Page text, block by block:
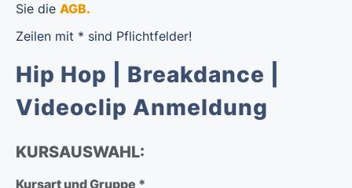
Sie die AGB.
Zeilen mit * sind Pflichtfelder!
Hip Hop | Breakdance |
Videoclip Anmeldung
KURSAUSWAHL:
Kursart und Gruppe *